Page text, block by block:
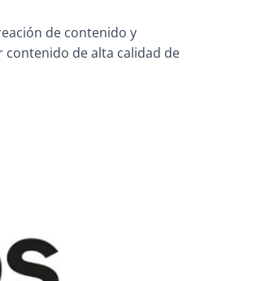
de contenido y
contenido de alta calidad de